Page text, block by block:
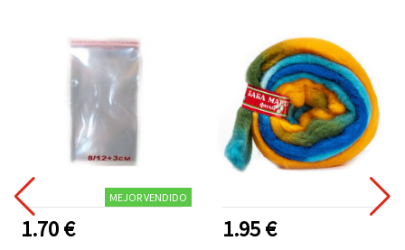
MEJOR VENDIDO
1.70 € 1.95 €